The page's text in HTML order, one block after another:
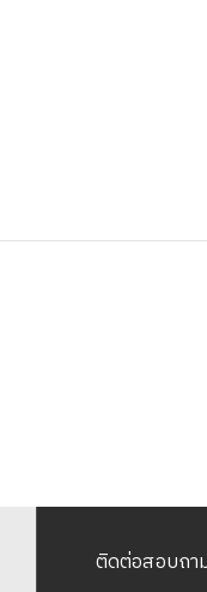
ติดต่อสอบถา